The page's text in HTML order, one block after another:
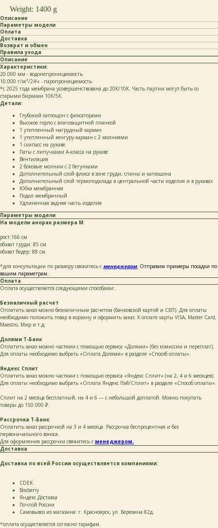
Weight: 1400 g
Описание
Параметры модели
Оплата
Доставка
Возврат и обмен
Правила ухода
Описание
Характеристики:
20.000 мм - водонепроницаемость
10.000 г/м²/24ч - паропроницаемость
*c 2025 года мембрана усовершенствована до 20К/10К. Часть партии могут быть со
старыми бирками 10К/5К.
Детали:
Глубокий капющон с фиксаторами
Высокое горло с влагозащитной планкой
1 утепленный нагрудный карман
1 утепленный кенгуру-карман с 2 молниями
1 скипасс на рукаве
Паты с липучками А-класса на рукаве
Вентиляция
2 боковые молнии с 2 бегунками
Дополнительный слой флиса в зоне груди, спины и капюшона
Дополнительный слой термоподклада в центральной части изделия и в рукавах
Юбка мембранная
Подол мембранный
Удлиненная задняя часть изделия
Параметры модели
На модели анорак размера М
рост:166 см
обхват груди: 85 см
обхват бедер: 88 см
*для консультации по размеру свяжитесь с менеджером. Отправим примеры посадки по
вашим параметрам.
Оплата
Оплата осуществляется следующими способами:
Безналичный расчет
Оплатить заказ можно безналичным расчетом (банковской картой и СБП). Для оплаты
необходимо положить товар в корзину и оформить заказ. К оплате карты VISA, Master Card,
Maestro, Мир и т.д.
Долями Т-Банк
Оплатить заказ можно частями с помощью сервиса «Долями» (без комиссии и переплат).
Для оплаты необходимо выбрать «Оплата Долями» в разделе «Способ оплаты».
Яндекс Сплит
Оплатить заказ можно частями с помощью сервиса «Яндекс Сплит» (на 2, 4 и 6 месяцев).
Для оплаты необходимо выбрать «Оплата Яндекс Пэй/Сплит» в разделе «Способ оплаты».
Сплит на 2 месяца бесплатный, на 4 и 6 — с небольшой доплатой. Можно покупать
товары до 150 000 ₽.
Рассрочка Т-Банк
Оплатить заказ рассрочкой на 3 и 4 месяца. Рассрочка беспроцентная и без
первоначального взноса.
Для оформления рассрочки свяжитесь с менеджером.
Доставка
Доставка по всей России осуществляется компаниями:
СDEK
Boxberry
Яндекс Доставка
Почтой России
Самовывоз из магазина: г. Красноярск, ул. Березина 82д.
*оплата осуществляется согласно тарифам.
ОСТАВЬТЕ СВОИ
ДАННЫЕ И МЫ СВЯЖЕМСЯ
С ВАМИ ДЛЯ КОНСУЛЬТАЦИИ:
каталог
о бренде
таблицы
размеров
+7
написать
на обработку персональных данных и соглашаюсь
с её положением